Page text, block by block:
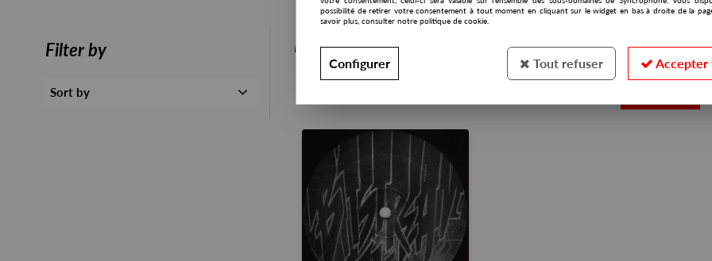
Filter by
Sort by
PRESALES EXCLUSIVES
possibilité de retirer votre consentement à tout moment en cliquant sur le widget en bas à droite de la
savoir plus, consulter notre politique de cookie.
Configurer Tout refuser Accepter